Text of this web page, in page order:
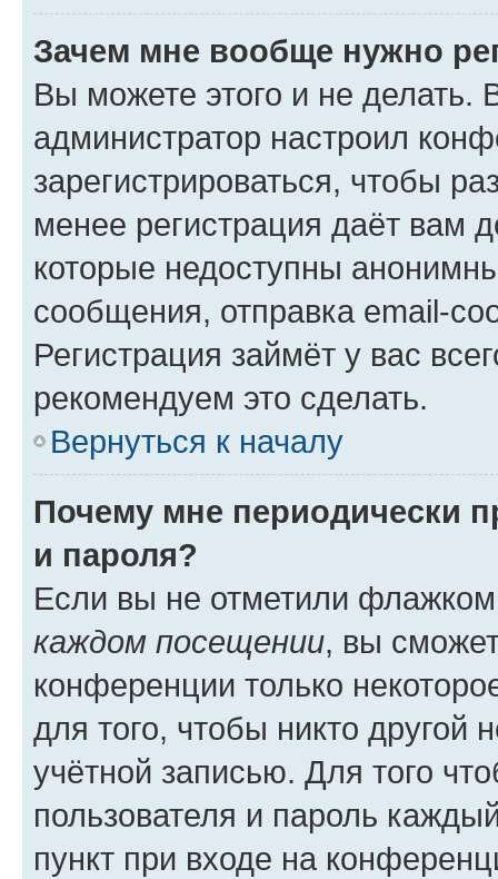
Зачем мне вообще нужно
Вы можете этого и не делать.
администратор настроил
зарегистрироваться, чтобы
менее регистрация даёт вам
которые недоступны
сообщения, отправка email-
Регистрация займёт у вас
рекомендуем это сделать.
Вернуться к началу
Почему мне периодически
и пароля?
Если вы не отметили
каждом посещении, вы
конференции только
для того, чтобы никто другой
учётной записью. Для того
пользователя и пароль
пункт при входе на